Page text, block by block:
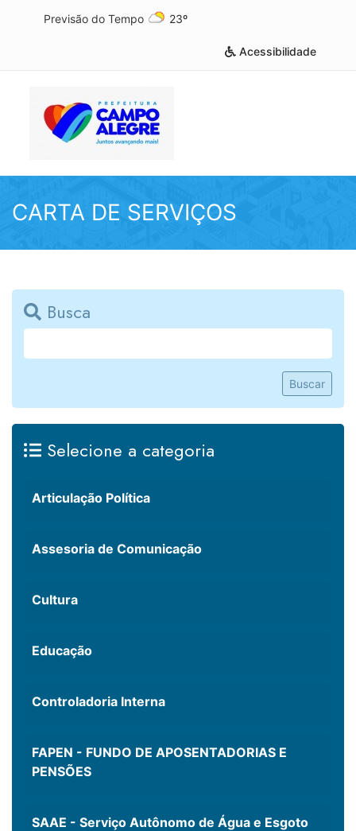
Previsão do Tempo 23º
Acessibilidade
CARTA DE SERVIÇOS
Busca
Buscar
Selecione a categoria
Articulação Política
Assesoria de Comunicação
Cultura
Educação
Controladoria Interna
FAPEN - FUNDO DE APOSENTADORIAS E
PENSÕES
SAAE - Serviço Autônomo de Água e Esgoto